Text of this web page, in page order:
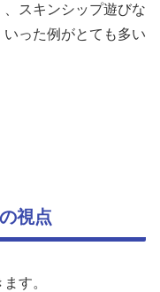
スキンシップ遊びな
った例がとても多い
視点
す。